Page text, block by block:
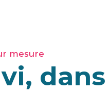
mesure
dans